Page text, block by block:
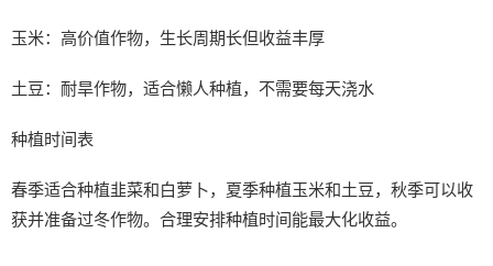
玉米：高价值作物，生长周期长但收益丰厚
土豆：耐旱作物，适合懒人种植，不需要每天浇水
种植时间表
春季适合种植韭菜和白萝卜，夏季种植玉米和土豆，秋季可以收
获并准备过冬作物。合理安排种植时间能最大化收益。